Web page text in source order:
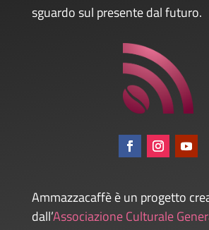
sguardo sul presente dal futuro.
Ammazzacaffè è un progetto
dall’Associazione Culturale